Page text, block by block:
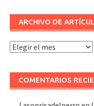
ARCHIVO DE
Archivo
COMENTARIOS